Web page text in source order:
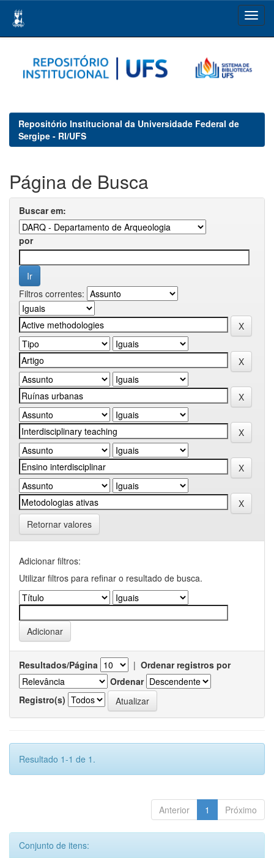
navigation
Repositório Institucional da Universidade Federal de
Sergipe - RI/UFS
Página de Busca
Buscar em:
por
Filtros correntes:
Retornar valores
Adicionar filtros:
Utilizar filtros para refinar o resultado de busca.
Resultados/Página | Ordenar registros por
Ordenar
Registro(s)
Resultado 1-1 de 1.
Anterior 1 Próximo
Conjunto de itens: